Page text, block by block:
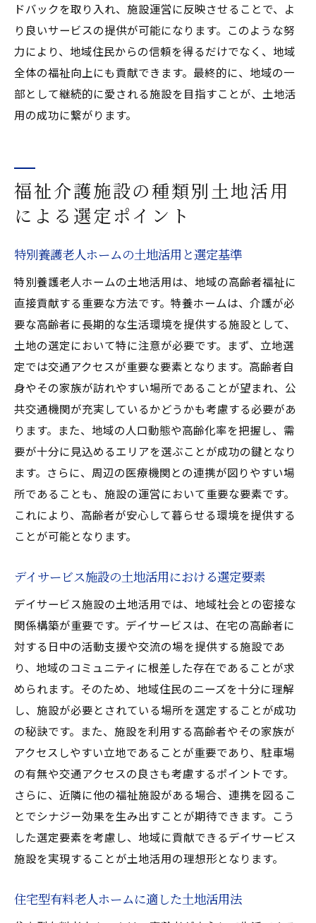
ドバックを取り入れ、施設運営に反映させることで、よ
り良いサービスの提供が可能になります。このような努
力により、地域住民からの信頼を得るだけでなく、地域
全体の福祉向上にも貢献できます。最終的に、地域の一
部として継続的に愛される施設を目指すことが、土地活
用の成功に繋がります。
福祉介護施設の種類別土地活用
による選定ポイント
特別養護老人ホームの土地活用と選定基準
特別養護老人ホームの土地活用は、地域の高齢者福祉に
直接貢献する重要な方法です。特養ホームは、介護が必
要な高齢者に長期的な生活環境を提供する施設として、
土地の選定において特に注意が必要です。まず、立地選
定では交通アクセスが重要な要素となります。高齢者自
身やその家族が訪れやすい場所であることが望まれ、公
共交通機関が充実しているかどうかも考慮する必要があ
ります。また、地域の人口動態や高齢化率を把握し、需
要が十分に見込めるエリアを選ぶことが成功の鍵となり
ます。さらに、周辺の医療機関との連携が図りやすい場
所であることも、施設の運営において重要な要素です。
これにより、高齢者が安心して暮らせる環境を提供する
ことが可能となります。
デイサービス施設の土地活用における選定要素
デイサービス施設の土地活用では、地域社会との密接な
関係構築が重要です。デイサービスは、在宅の高齢者に
対する日中の活動支援や交流の場を提供する施設であ
り、地域のコミュニティに根差した存在であることが求
められます。そのため、地域住民のニーズを十分に理解
し、施設が必要とされている場所を選定することが成功
の秘訣です。また、施設を利用する高齢者やその家族が
アクセスしやすい立地であることが重要であり、駐車場
の有無や交通アクセスの良さも考慮するポイントです。
さらに、近隣に他の福祉施設がある場合、連携を図るこ
とでシナジー効果を生み出すことが期待できます。こう
した選定要素を考慮し、地域に貢献できるデイサービス
施設を実現することが土地活用の理想形となります。
住宅型有料老人ホームに適した土地活用法